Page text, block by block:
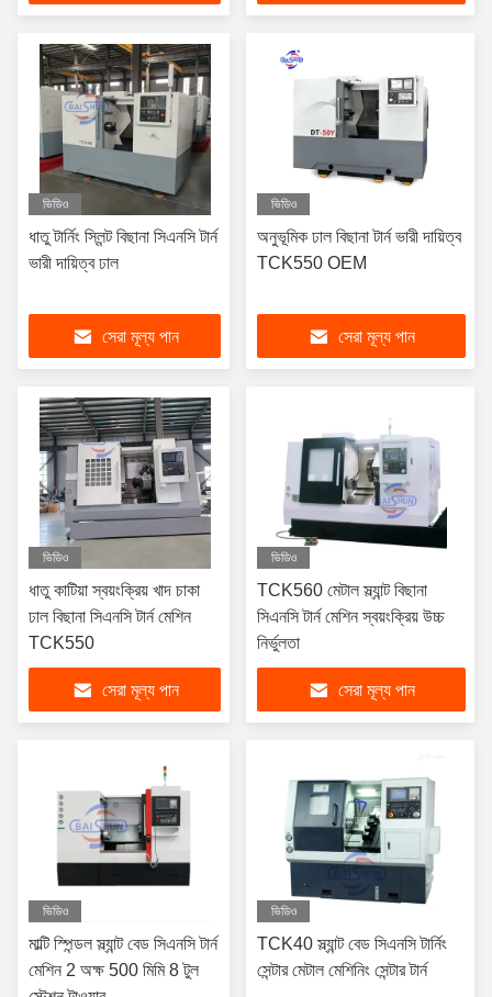
ভিডিও
ধাতু টার্নিং স্লিন্ট বিছানা সিএনসি টার্ন
ভারী দায়িত্ব ঢাল
সেরা মূল্য পান
ভিডিও
অনুভূমিক ঢাল বিছানা টার্ন ভারী দায়িত্ব
TCK550 OEM
সেরা মূল্য পান
ভিডিও
ধাতু কাটিয়া স্বয়ংক্রিয় খাদ চাকা
ঢাল বিছানা সিএনসি টার্ন মেশিন
TCK550
সেরা মূল্য পান
ভিডিও
TCK560 মেটাল স্ল্যান্ট বিছানা
সিএনসি টার্ন মেশিন স্বয়ংক্রিয় উচ্চ
নির্ভুলতা
সেরা মূল্য পান
ভিডিও
মাল্টি স্পিন্ডল স্ল্যান্ট বেড সিএনসি টার্ন
মেশিন 2 অক্ষ 500 মিমি 8 টুল
ভিডিও
TCK40 স্ল্যান্ট বেড সিএনসি টার্নিং
সেন্টার মেটাল মেশিনিং সেন্টার টার্ন